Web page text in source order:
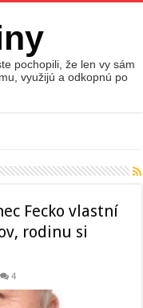
pochopili, že len vy sám
využijú a odkopnú po
Fecko vlastní
rodinu si
4